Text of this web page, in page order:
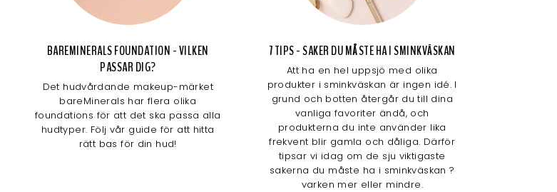
BAREMINERALS FOUNDATION - VILKEN
PASSAR DIG?
Det hudvårdande makeup-märket
bareMinerals har flera olika
foundations för att det ska passa alla
hudtyper. Följ vår guide för att hitta
rätt bas för din hud!
7 TIPS - SAKER DU MÅSTE HA I SMINKVÄSKAN
Att ha en hel uppsjö med olika
produkter i sminkväskan är ingen idé. I
grund och botten återgår du till dina
vanliga favoriter ändå, och
produkterna du inte använder lika
frekvent blir gamla och dåliga. Därför
tipsar vi idag om de sju viktigaste
sakerna du måste ha i sminkväskan ?
varken mer eller mindre.